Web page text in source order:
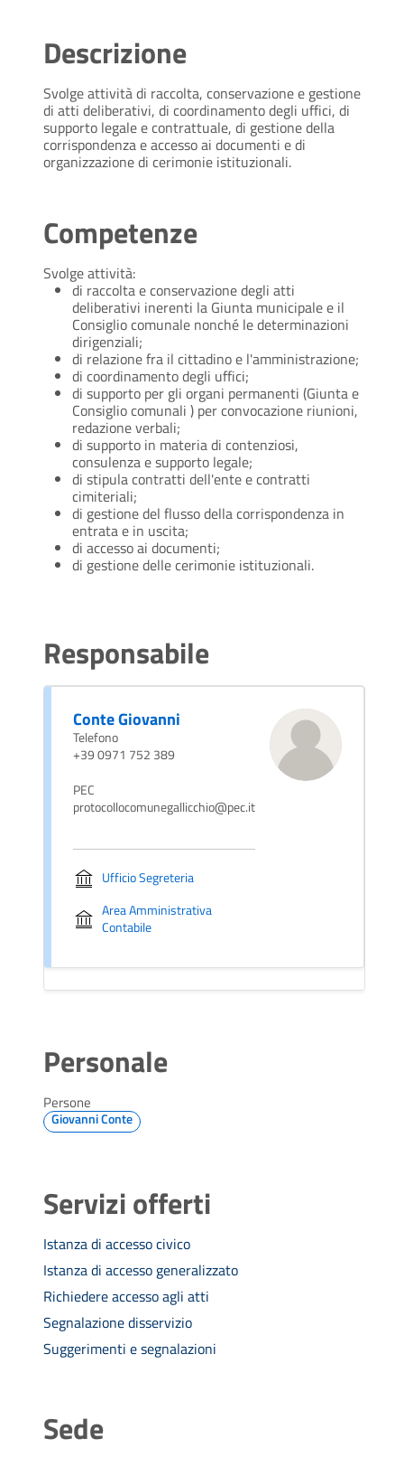
Descrizione
Svolge attività di raccolta, conservazione e gestione
di atti deliberativi, di coordinamento degli uffici, di
supporto legale e contrattuale, di gestione della
corrispondenza e accesso ai documenti e di
organizzazione di cerimonie istituzionali.
Competenze
Svolge attività:
di raccolta e conservazione degli atti
deliberativi inerenti la Giunta municipale e il
Consiglio comunale nonché le determinazioni
dirigenziali;
di relazione fra il cittadino e l'amministrazione;
di coordinamento degli uffici;
di supporto per gli organi permanenti (Giunta e
Consiglio comunali ) per convocazione riunioni,
redazione verbali;
di supporto in materia di contenziosi,
consulenza e supporto legale;
di stipula contratti dell'ente e contratti
cimiteriali;
di gestione del flusso della corrispondenza in
entrata e in uscita;
di accesso ai documenti;
di gestione delle cerimonie istituzionali.
Responsabile
Conte Giovanni
Telefono
+39 0971 752 389
PEC
protocollocomunegallicchio@pec.it
Ufficio Segreteria
Area Amministrativa
Contabile
Personale
Persone
Giovanni Conte
Servizi offerti
Istanza di accesso civico
Istanza di accesso generalizzato
Richiedere accesso agli atti
Segnalazione disservizio
Suggerimenti e segnalazioni
Sede